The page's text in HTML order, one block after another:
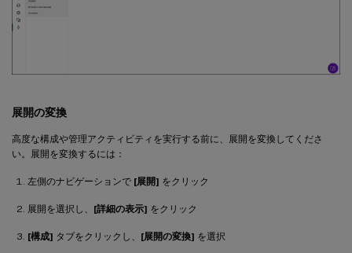
展開の変換
高度な構成や管理アクティビティを実行する前に、展開を変換してくださ
い。展開を変換するには：
左側のナビゲーションで [展開] をクリック
展開を選択し、 [詳細の表示] をクリック
[構成] タブをクリックし、 [展開の変換] を選択